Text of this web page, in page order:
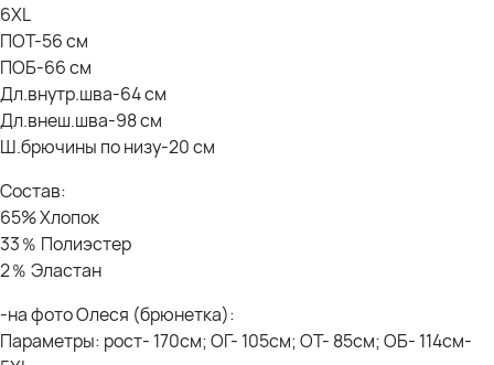
6XL
ПОТ-56 см
ПОБ-66 см
Дл.внутр.шва-64 см
Дл.внеш.шва-98 см
Ш.брючины по низу-20 см
Состав:
65% Хлопок
33％ Полиэстер
2％ Эластан
-на фото Олеся (брюнетка):
Параметры: рост- 170см; ОГ- 105см; ОТ- 85см; ОБ- 114см-